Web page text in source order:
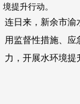
境提升行动。
连日来，新余市渝
用监督性措施、应
力，开展水环境提